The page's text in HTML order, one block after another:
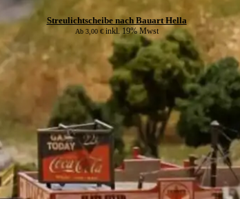
Streulichtscheibe nach Bauart Hella
Ab 3,00 € inkl. 19% Mwst